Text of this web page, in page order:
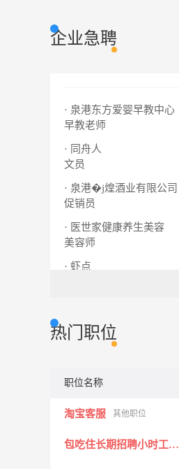
企业急聘
· 泉港东方爱婴早教中心
早教老师
· 同舟人
文员
· 泉港�j煌酒业有限公司
促销员
· 医世家健康养生美容
美容师
· 虾点
热门职位
职位名称
淘宝客服 其他职位
包吃住长期招聘小时工180一天